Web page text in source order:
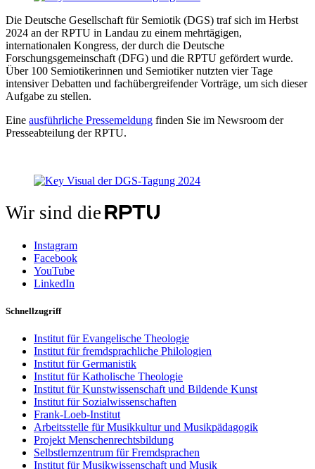
Die Deutsche Gesellschaft für Semiotik (DGS) traf sich im Herbst
2024 an der RPTU in Landau zu einem mehrtägigen,
internationalen Kongress, der durch die Deutsche
Forschungsgemeinschaft (DFG) und die RPTU gefördert wurde.
Über 100 Semiotikerinnen und Semiotiker nutzten vier Tage
intensiver Debatten und fachübergreifender Vorträge, um sich dieser
Aufgabe zu stellen.
Eine ausführliche Pressemeldung finden Sie im Newsroom der
Presseabteilung der RPTU.
Wir sind die
Instagram
Facebook
YouTube
LinkedIn
Schnellzugriff
Institut für Evangelische Theologie
Institut für fremdsprachliche Philologien
Institut für Germanistik
Institut für Katholische Theologie
Institut für Kunstwissenschaft und Bildende Kunst
Institut für Sozialwissenschaften
Frank-Loeb-Institut
Arbeitsstelle für Musikkultur und Musikpädagogik
Projekt Menschenrechtsbildung
Selbstlernzentrum für Fremdsprachen
Institut für Musikwissenschaft und Musik